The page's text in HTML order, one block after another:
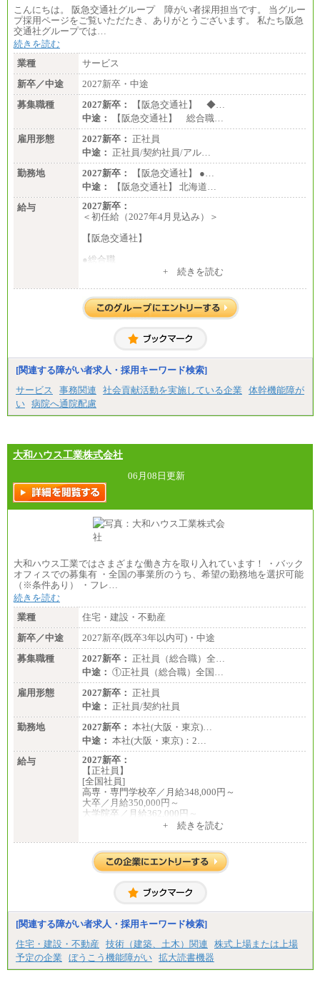
こんにちは。 阪急交通社グループ 障がい者採用担当です。 当グルー
プ採用ページをご覧いただたき、ありがとうございます。 私たち阪急
交通社グループでは…
続きを読む
業種
サービス
新卒／中途
2027新卒・中途
募集職種
2027新卒：
【阪急交通社】 ◆…
中途：
【阪急交通社】 総合職…
雇用形態
2027新卒： 正社員
中途： 正社員/契約社員/アル…
勤務地
2027新卒：
【阪急交通社】 ●…
中途：
【阪急交通社】 北海道…
給与
2027新卒：
＜初任給（2027年4月見込み）＞
【阪急交通社】
●総合職
(※3)、239,000円(※4)、237,000円（※5）
・専門・短大卒
(※3)、218,500円(※4)、216,500円（※5）
※1…東京都、埼玉県、千葉県、神奈川県
※2…大阪府、京都府、兵庫県、滋賀県
※3…愛知県、静岡県
※4…北海道、宮城県、栃木県、群馬県、長野県、新
潟県、富山県、石川県、岡山県、広島県、山口県、
香川県、福岡県
県、福島県、山形県
・月給には一律地域手当を含んだ金額を表示
（一律地域手当：※1…36,000円、※2…33,000円、
※3…28,000円、※4…25,000円、※5…23,000円）
・試用期間中も給与変更なし
●基幹職（地域限定社員）
・大学・院卒／月給185,000 円～219,000 円 ※勤務地
により異なる。
〈大阪・兵庫〉209,000 円
〈愛知〉194,500 円 〈福岡〉1
85,000 円
地により異なる。
〈東京・神奈川〉210,000 円
〈大阪・兵庫〉200,000 円
〈愛知〉194,500 円 〈福
岡〉185,000円
※基本給のみ（地域手当なし）
※試用期間中も給与変更なし
中途：
【阪急交通社】
◆正社員/総合職
月給250,000円～(※1)、247,000円～(※2)、242,000円
～(※3)、239,000円～(※4)、237,000円～（※5）
・月給は一律地域手当を含んだ金額を表示
（※1…36,000円、※2…33,000円、※3…28,000円、
※4…25,000円、※5…23,000円）
・試用期間中も給与変更なし
◆正社員/基幹職
〈東京・神奈川〉月給219,000 円～ 〈大阪・兵庫〉
・一律地域手当なし
・試用期間中も給与変更なし
月給187,500円～(※1)、184,000円～(※2)、180,500円
※1…東京都、埼玉県、千葉県、神奈川県
※3…愛知県、静岡県
※4…北海道、宮城県、栃木県、群馬県、長野県、新
潟県、富山県、石川県、岡山県、広島県、山口県、
+ 続きを読む
[関連する障がい者求人・採用キーワード検索]
サービス
事務関連 社会貢献活動を実施している企業
体幹機能障が
い 病院へ通院配慮
大和ハウス工業株式会社
06月08日更新
大和ハウス工業ではさまざまな働き方を取り入れています！ ・バック
オフィスでの募集有 ・全国の事業所のうち、希望の勤務地を選択可能
（※条件あり） ・フレ…
続きを読む
業種
住宅・建設・不動産
新卒／中途
2027新卒(既卒3年以内可)・中途
募集職種
2027新卒： 正社員（総合職）全…
中途： ①正社員（総合職）全国…
雇用形態
2027新卒： 正社員
中途： 正社員/契約社員
勤務地
2027新卒： 本社(大阪・東京)…
中途： 本社(大阪・東京)：2…
給与
2027新卒：
【正社員】
[全国社員]
高専・専門学校卒／月給348,000円～
大卒／月給350,000円～
大学院卒／月給362,000円～
[地域社員]月給295,000円～
【正社員】
[全国社員]月給348,000円～
[地域社員]月給295,000円～
【契約社員】月給200,000円～
+ 続きを読む
[関連する障がい者求人・採用キーワード検索]
住宅・建設・不動産
技術（建築、土木）関連
株式上場または上場
予定の企業
ぼうこう機能障がい 拡大読書機器